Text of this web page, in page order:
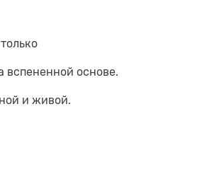
вспененной основе.
и живой.